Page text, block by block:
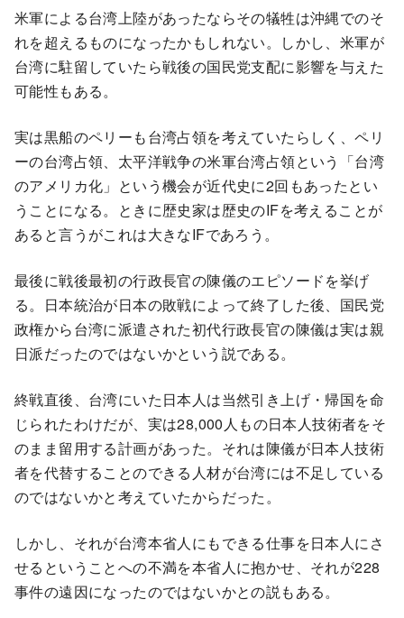
米軍による台湾上陸があったならその犠牲は沖縄でのそ
れを超えるものになったかもしれない。しかし、米軍が
台湾に駐留していたら戦後の国民党支配に影響を与えた
可能性もある。
実は黒船のペリーも台湾占領を考えていたらしく、ペリ
ーの台湾占領、太平洋戦争の米軍台湾占領という「台湾
のアメリカ化」という機会が近代史に2回もあったとい
うことになる。ときに歴史家は歴史のIFを考えることが
あると言うがこれは大きなIFであろう。
最後に戦後最初の行政長官の陳儀のエピソードを挙げ
る。日本統治が日本の敗戦によって終了した後、国民党
政権から台湾に派遣された初代行政長官の陳儀は実は親
日派だったのではないかという説である。
終戦直後、台湾にいた日本人は当然引き上げ・帰国を命
じられたわけだが、実は28,000人もの日本人技術者をそ
のまま留用する計画があった。それは陳儀が日本人技術
者を代替することのできる人材が台湾には不足している
のではないかと考えていたからだった。
しかし、それが台湾本省人にもできる仕事を日本人にさ
せるということへの不満を本省人に抱かせ、それが228
事件の遠因になったのではないかとの説もある。